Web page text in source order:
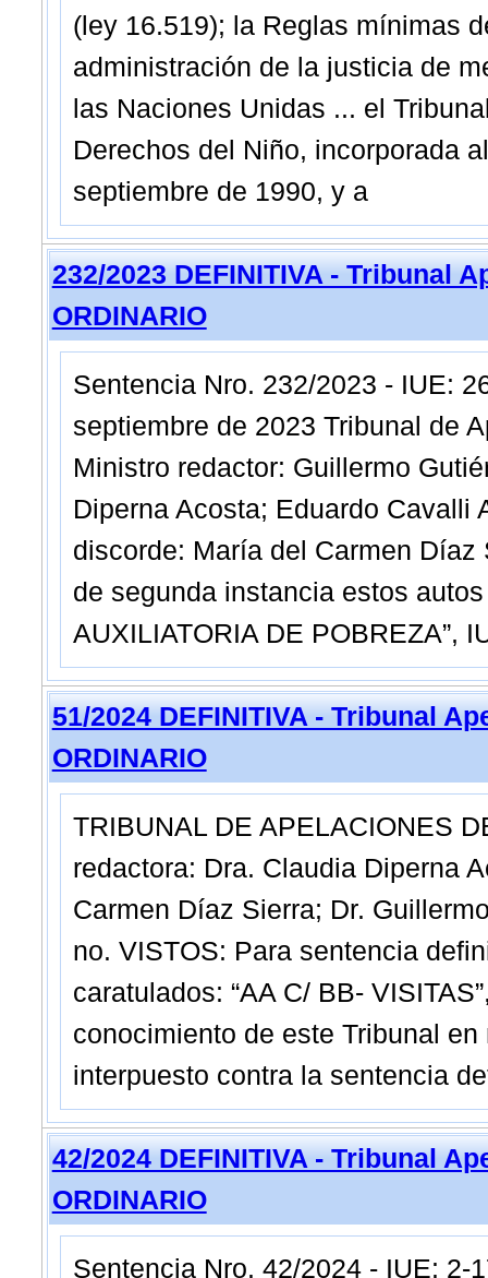
(ley 16.519); la Reglas mínimas
administración de la justicia de
las Naciones Unidas ... el
Derechos del Niño, incorporada
septiembre de 1990, y a
232/2023 DEFINITIVA - Tribunal
ORDINARIO
Sentencia Nro. 232/2023 - IUE:
septiembre de 2023 Tribunal de
Ministro redactor: Guillermo
Diperna Acosta; Eduardo Cavalli
discorde: María del Carmen
de segunda instancia estos
AUXILIATORIA DE POBREZA”,
51/2024 DEFINITIVA - Tribunal
ORDINARIO
TRIBUNAL DE APELACIONES
redactora: Dra. Claudia Diperna
Carmen Díaz Sierra; Dr.
no. VISTOS: Para sentencia
caratulados: “AA C/ BB-
conocimiento de este Tribunal
interpuesto contra la sentencia
42/2024 DEFINITIVA - Tribunal
ORDINARIO
Sentencia Nro. 42/2024 - IUE: 2-